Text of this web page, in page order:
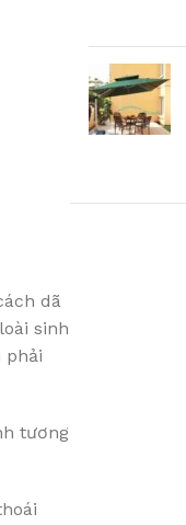
dã
sinh
phải
tương